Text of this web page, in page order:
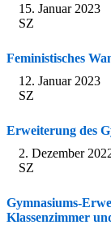
15. Januar 2023
SZ
Feministisches
12. Januar 2023
SZ
Erweiterung des
2. Dezember
SZ
Gymnasiums-
Klassenzimmer